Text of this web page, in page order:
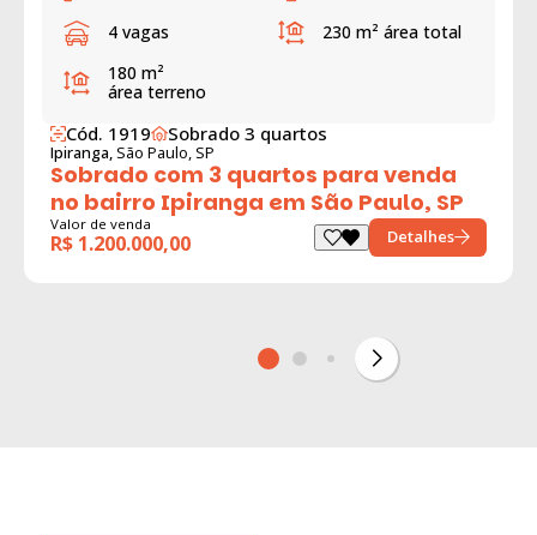
4 vagas
230 m² área total
180 m²
área terreno
Cód. 1919 Sobrado 3 quartos
Ipiranga, São Paulo, SP
Sobrado com 3 quartos para venda
no bairro Ipiranga em São Paulo, SP
Valor de venda
R$ 1.200.000,00 Detalhes